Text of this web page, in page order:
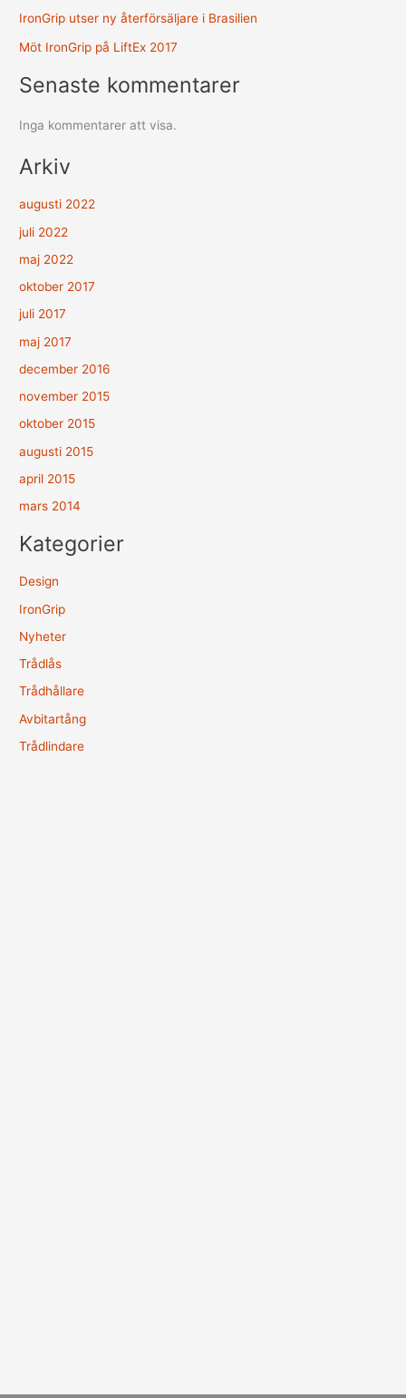
IronGrip utser ny återförsäljare i Brasilien
Möt IronGrip på LiftEx 2017
Senaste kommentarer
Inga kommentarer att visa.
Arkiv
augusti 2022
juli 2022
maj 2022
oktober 2017
juli 2017
maj 2017
december 2016
november 2015
oktober 2015
augusti 2015
april 2015
mars 2014
Kategorier
Design
IronGrip
Nyheter
Trådlås
Trådhållare
Avbitartång
Trådlindare